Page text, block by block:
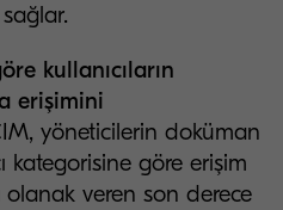
kullanıcıların
erişimini
yöneticilerin doküman
kategorisine göre erişim
olanak veren son derece